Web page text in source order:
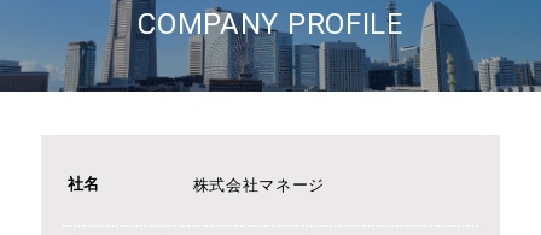
COMPANY PROFILE
社名 株式会社マネージ